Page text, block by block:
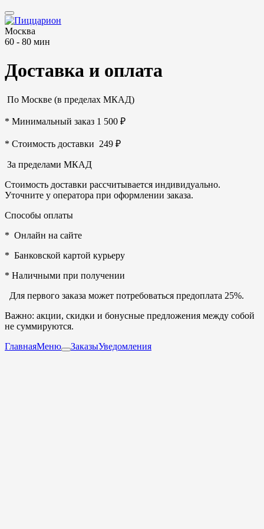
Москва
60 - 80 мин
Доставка и оплата
По Москве (в пределах МКАД)
* Минимальный заказ 1 500 ₽
* Стоимость доставки 249 ₽
За пределами МКАД
Стоимость доставки рассчитывается индивидуально.
Уточните у оператора при оформлении заказа.
Способы оплаты
* Онлайн на сайте
* Банковской картой курьеру
* Наличными при получении
Для первого заказа может потребоваться предоплата 25%.
Важно: акции, скидки и бонусные предложения между собой
не суммируются.
ГлавнаяМеню ЗаказыУведомления